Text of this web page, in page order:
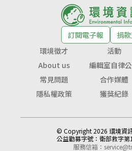
訂閱電子報
捐
環境徵才
活動
About us
編輯室自律
常見問題
合作媒體
隱私權政策
獲獎紀錄
© Copyright 2026 環境資
公益勸募字號： 衛部救字
服務信箱：